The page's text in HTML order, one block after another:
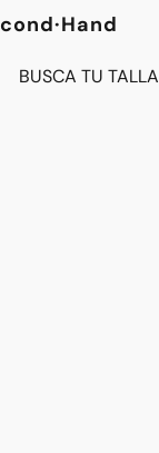
BUSCA TU TALLA